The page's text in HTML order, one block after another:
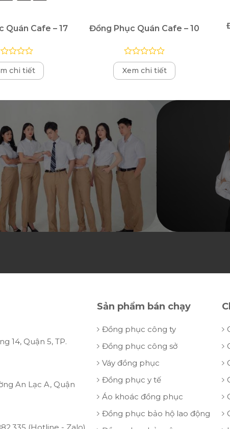
Quán Cafe – 17
chi tiết
Đồng Phục Quán Cafe – 10
Được
xếp
hạng
Xem chi tiết
14, Quận 5, TP.
An Lạc A, Quận
Sản phẩm bán chạy
Đồng phục công ty
Đồng phục công sở
Váy đồng phục
Đồng phục y tế
Áo khoác đồng phục
Đồng phục bảo hộ lao động